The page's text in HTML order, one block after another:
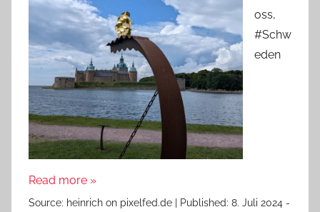
oss,
#Schw
eden
Read more »
Source: heinrich on pixelfed.de Published: 8. Juli 2024 -